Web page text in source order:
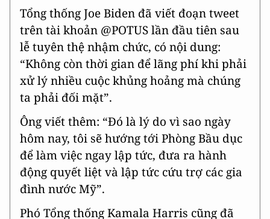
Tổng thống Joe Biden đã viết đoạn tweet
trên tài khoản @POTUS lần đầu tiên sau
lễ tuyên thệ nhậm chức, có nội dung:
“Không còn thời gian để lãng phí khi phải
xử lý nhiều cuộc khủng hoảng mà chúng
ta phải đối mặt”.
Ông viết thêm: “Đó là lý do vì sao ngày
hôm nay, tôi sẽ hướng tới Phòng Bầu dục
để làm việc ngay lập tức, đưa ra hành
động quyết liệt và lập tức cứu trợ các gia
đình nước Mỹ”.
Phó Tổng thống Kamala Harris cũng đã